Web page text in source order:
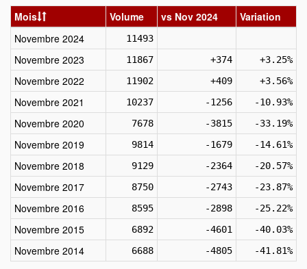
Mois Volume vs Nov 2024
Variation
Novembre 2024
11493
Novembre 2023 11867 +374 +3.25%
Novembre 2022 11902 +409 +3.56%
Novembre 2021 10237 -1256 -10.93%
Novembre 2020 7678 -3815 -33.19%
Novembre 2019 9814 -1679 -14.61%
Novembre 2018 9129 -2364 -20.57%
Novembre 2017 8750 -2743 -23.87%
Novembre 2016 8595 -2898 -25.22%
Novembre 2015 6892 -4601 -40.03%
Novembre 2014 6688 -4805 -41.81%